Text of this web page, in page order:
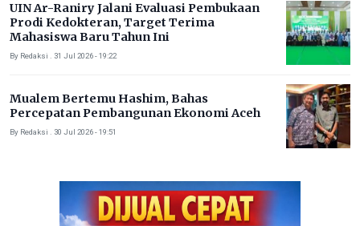
UIN Ar-Raniry Jalani Evaluasi Pembukaan
Prodi Kedokteran, Target Terima
Mahasiswa Baru Tahun Ini
By Redaksi . 31 Jul 2026 - 19:22
Mualem Bertemu Hashim, Bahas
Percepatan Pembangunan Ekonomi Aceh
By Redaksi . 30 Jul 2026 - 19:51